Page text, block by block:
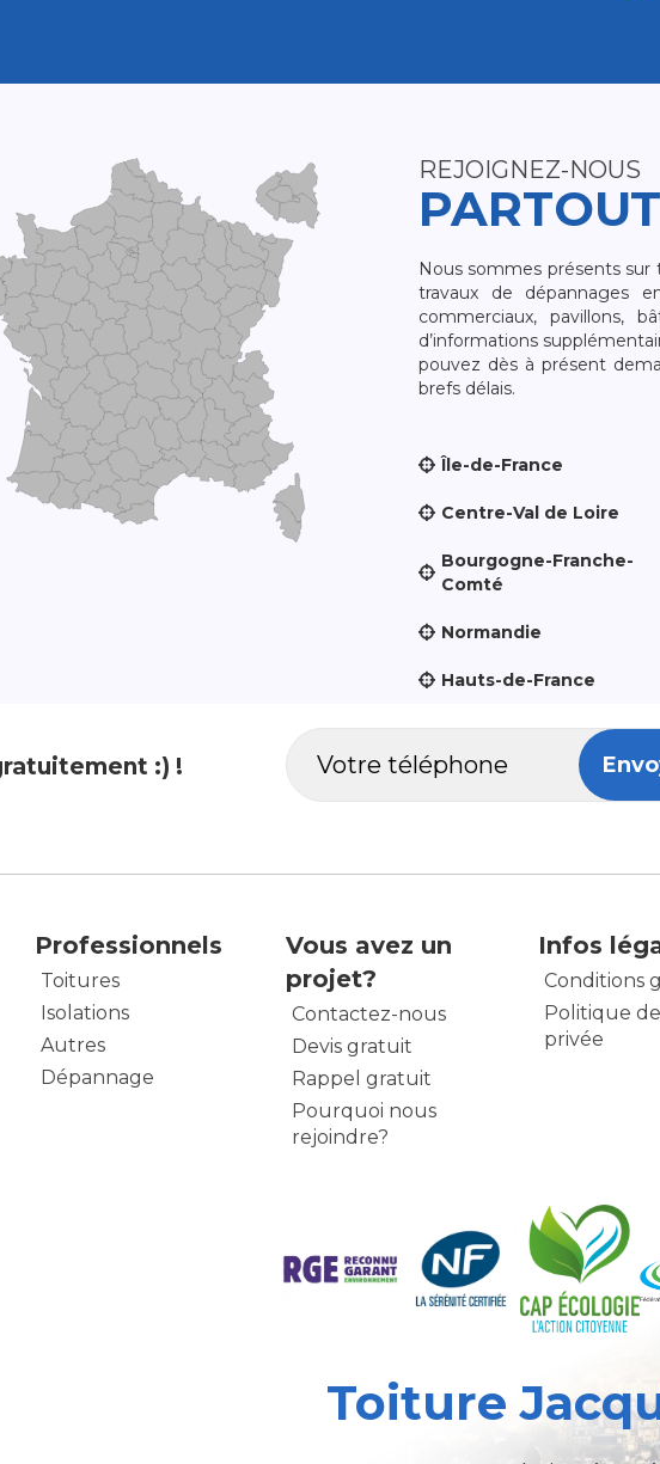
REJOIGNEZ-NOUS
Nous sommes présents
travaux de dépannages
commerciaux, pavillons,
d’informations
pouvez dès à présent
brefs délais.
Île-de-France
Centre-Val de Loire
Bourgogne-Franche-
Comté
Normandie
Hauts-de-France
:) !
Professionnels
Toitures
Isolations
Autres
Dépannage
Vous avez un
projet?
Contactez-nous
Devis gratuit
Rappel gratuit
Pourquoi nous
rejoindre?
Infos
Conditions
Politique
privée
Toiture